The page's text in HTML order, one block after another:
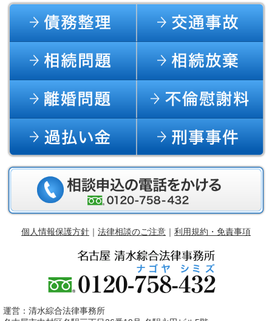
個人情報保護方針 ｜ 法律相談のご注意 ｜ 利用規約・免責事項
運営：清水綜合法律事務所